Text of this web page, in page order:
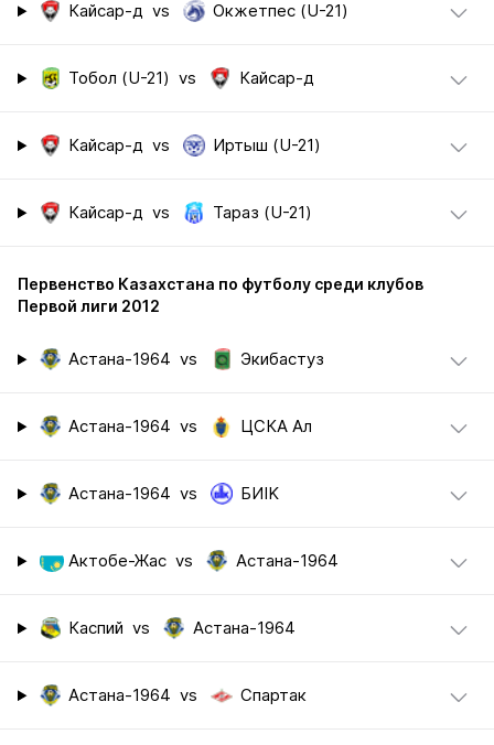
Кайсар-д vs Окжетпес (U-21)
Тобол (U-21) vs Кайсар-д
Кайсар-д vs Иртыш (U-21)
Кайсар-д vs Тараз (U-21)
Первенство Казахстана по футболу среди клубов
Первой лиги 2012
Астана-1964 vs Экибастуз
Астана-1964 vs ЦСКА Ал
Астана-1964 vs БИIK
Актобе-Жас vs Астана-1964
Каспий vs Астана-1964
Астана-1964 vs Спартак